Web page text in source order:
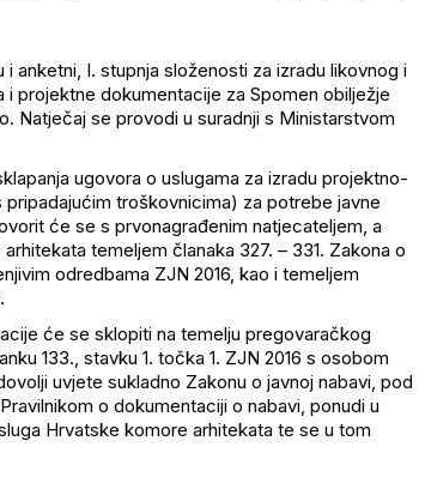
anketni, I. stupnja složenosti za izradu likovnog i
projektne dokumentacije za Spomen obilježje
Natječaj se provodi u suradnji s Ministarstvom
ugovora o uslugama za izradu projektno-
troškovnicima) za potrebe javne
će se s prvonagrađenim natjecateljem, a
temeljem članaka 327. – 331. Zakona o
odredbama ZJN 2016, kao i temeljem
će se sklopiti na temelju pregovaračkog
133., stavku 1. točka 1. ZJN 2016 s osobom
uvjete sukladno Zakonu o javnoj nabavi, pod
o dokumentaciji o nabavi, ponudi u
Hrvatske komore arhitekata te se u tom